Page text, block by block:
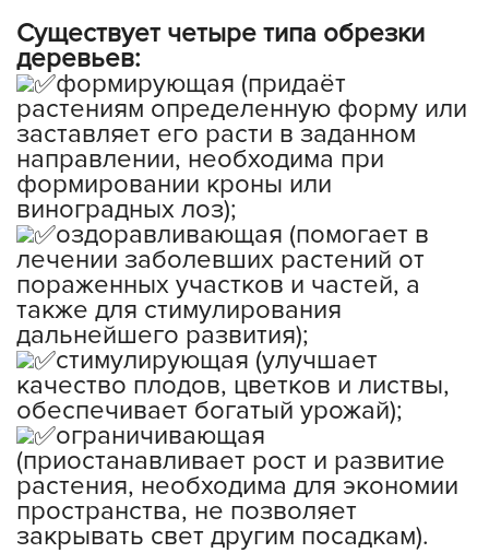
Существует четыре типа обрезки
деревьев:
формирующая (придаёт
растениям определенную форму или
заставляет его расти в заданном
направлении, необходима при
формировании кроны или
виноградных лоз);
оздоравливающая (помогает в
лечении заболевших растений от
пораженных участков и частей, а
также для стимулирования
дальнейшего развития);
стимулирующая (улучшает
качество плодов, цветков и листвы,
обеспечивает богатый урожай);
ограничивающая
(приостанавливает рост и развитие
растения, необходима для экономии
пространства, не позволяет
закрывать свет другим посадкам).